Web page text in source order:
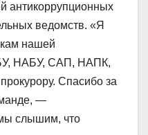
антикоррупционных
ведомств. «Я
нашей
НАБУ, САП, НАПК,
Спасибо за
—
слышим, что